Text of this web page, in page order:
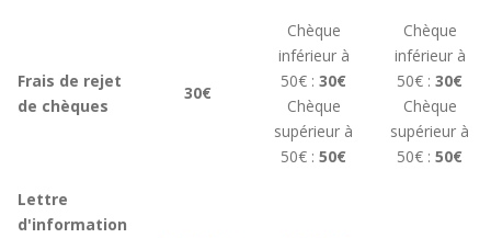
Frais de rejet
de chèques
30€
Chèque
inférieur à
50€ : 30€
Chèque
supérieur à
50€ : 50€
Chèque
inférieur à
50€ : 30€
Chèque
supérieur à
50€ : 50€
Lettre
d'information